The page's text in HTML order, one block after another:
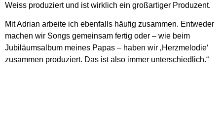
Weiss produziert und ist wirklich ein großartiger Produzent.
Mit Adrian arbeite ich ebenfalls häufig zusammen. Entweder
machen wir Songs gemeinsam fertig oder – wie beim
Jubiläumsalbum meines Papas – haben wir ‚Herzmelodie‘
zusammen produziert. Das ist also immer unterschiedlich.“